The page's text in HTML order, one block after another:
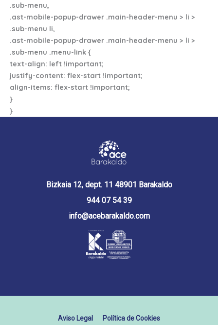
.sub-menu,
.ast-mobile-popup-drawer .main-header-menu > li >
.sub-menu li,
.ast-mobile-popup-drawer .main-header-menu > li >
.sub-menu .menu-link {
text-align: left !important;
justify-content: flex-start !important;
align-items: flex-start !important;
}
}
Bizkaia 12, dept. 11 48901 Barakaldo
944 07 54 39
info@acebarakaldo.com
Aviso Legal Política de Cookies